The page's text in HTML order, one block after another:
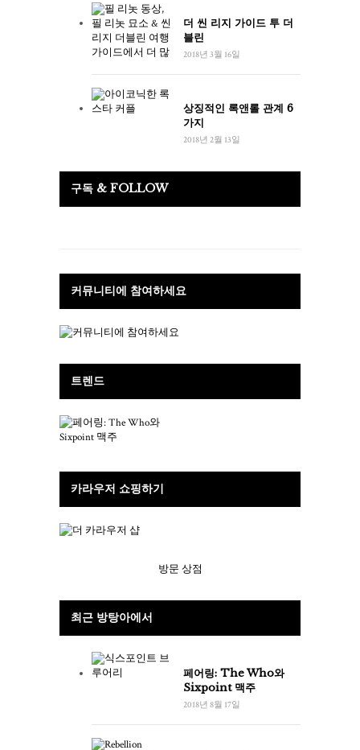
더 씬 리지 가이드 투 더
블린
2018년 3월 16일
상징적인 록앤롤 관계 6
가지
2018년 2월 13일
구독 & FOLLOW
커뮤니티에 참여하세요
트렌드
카라우저 쇼핑하기
방문 상점
최근 방탕아에서
페어링: The Who와
Sixpoint 맥주
2018년 8월 17일